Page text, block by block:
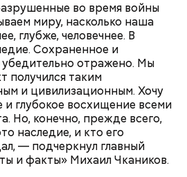
во время войны
миру, насколько наша
глубже, человечнее. В
Сохраненное и
отражено. Мы
получился таким
и цивилизационным. Хочу
и глубокое восхищение всеми
Но, конечно, прежде всего,
наследие, и кто его
— подчеркнул главный
и факты» Михаил Чкаников.
Терапевт Кондрахин назвал
продукты и напитки, которые
выводят токсины из организма
врача, лучше не есть:
Чистит сосуды и защищает от
рака: чем полезен кресс-салат